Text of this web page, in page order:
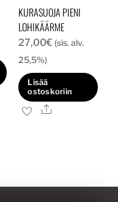
KURASUOJA PIENI
LOHIKÄÄRME
27,00€ (sis. alv.
25,5%)
Lisää
ostoskoriin
Ale